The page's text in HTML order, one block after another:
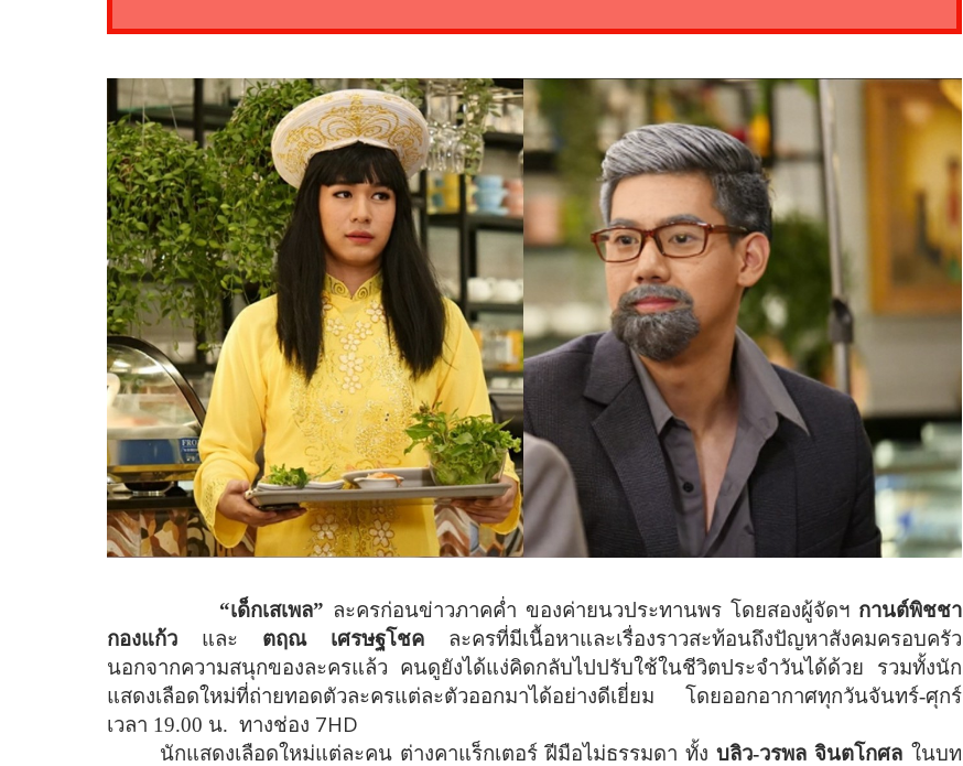
“เด็กเสเพล” ละครก่อนข่าวภาคค่ำ ของค่ายนวประทานพร โดยสองผู้จัดฯ กานต์พิชชา
กองแก้ว และ ตฤณ เศรษฐโชค ละครที่มีเนื้อหาและเรื่องราวสะท้อนถึงปัญหาสังคมครอบครัว
นอกจากความสนุกของละครแล้ว คนดูยังได้แง่คิดกลับไปปรับใช้ในชีวิตประจำวันได้ด้วย รวมทั้งนัก
แสดงเลือดใหม่ที่ถ่ายทอดตัวละครแต่ละตัวออกมาได้อย่างดีเยี่ยม โดยออกอากาศทุกวันจันทร์-ศุกร์
เวลา 19.00 น. ทางช่อง 7HD
นักแสดงเลือดใหม่แต่ละคน ต่างคาแร็กเตอร์ ฝีมือไม่ธรรมดา ทั้ง บลิว-วรพล จินตโกศล ในบท